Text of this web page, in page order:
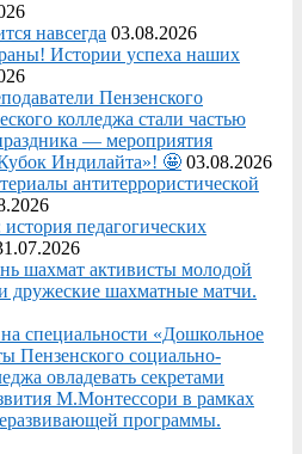
навсегда 03.08.2026
Истории успеха наших
Пензенского
колледжа стали частью
— мероприятия
Индилайта»! 🤩 03.08.2026
антитеррористической
педагогических
шахмат активисты молодой
дружеские шахматные матчи.
специальности «Дошкольное
Пензенского социально-
овладевать секретами
М.Монтессори в рамках
программы.